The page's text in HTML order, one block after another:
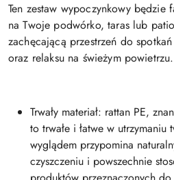
Ten zestaw wypoczynkowy będzie
na Twoje podwórko, taras lub
zachęcającą przestrzeń do
oraz relaksu na świeżym powietrzu.
Trwały materiał: rattan PE,
to trwałe i łatwe w utrzymaniu
wyglądem przypomina
czyszczeniu i powszechnie